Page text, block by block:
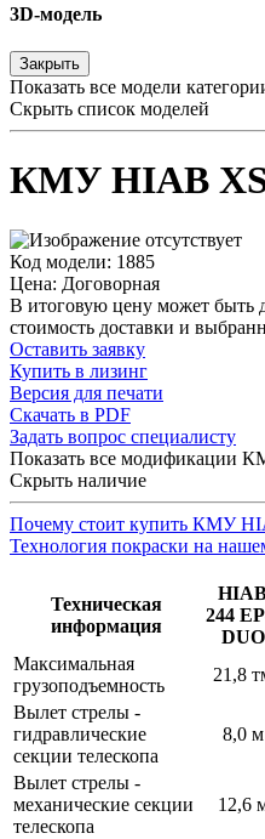
3D-модель
Закрыть
Показать все модели
Скрыть список моделей
КМУ HIAB XS
Код модели: 1885
Цена: Договорная
В итоговую цену может быть
стоимость доставки и
Оставить заявку
Купить в лизинг
Версия для печати
Скачать в PDF
Задать вопрос специалисту
Показать все модификации
Скрыть наличие
Почему стоит купить КМУ
Технология покраски на
Техническая
информация
244
DUO
Максимальная
грузоподъемность
21,8
Вылет стрелы -
гидравлические
секции телескопа
8,0 м
Вылет стрелы -
механические секции
телескопа
12,6